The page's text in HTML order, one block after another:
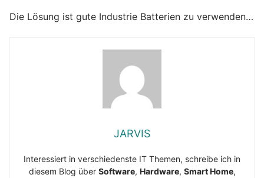
Die Lösung ist gute Industrie Batterien zu verwenden…
JARVIS
Interessiert in verschiedenste IT Themen, schreibe ich in
diesem Blog über Software, Hardware, Smart Home,